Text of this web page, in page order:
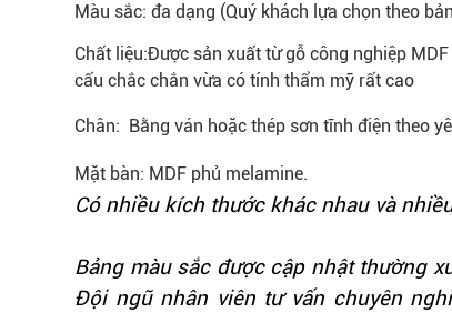
Màu sắc: đa dạng (Quý khách lựa chọn theo
Chất liệu:Được sản xuất từ gỗ công nghiệp
cấu chắc chắn vừa có tính thẩm mỹ rất cao
Chân: Bằng ván hoặc thép sơn tĩnh điện theo
Mặt bàn: MDF phủ melamine.
Có nhiều kích thước khác nhau và
Bảng màu sắc được cập nhật thường
Đội ngũ nhân viên tư vấn chuyên